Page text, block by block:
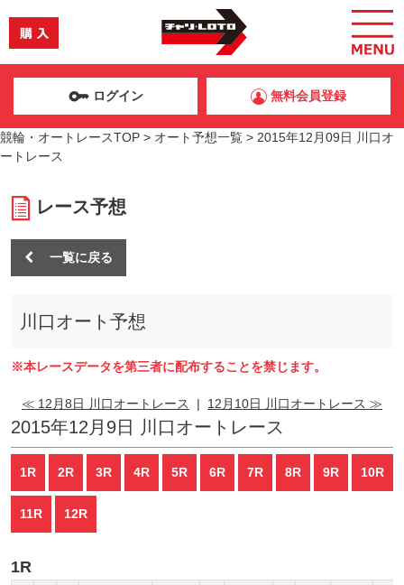
ログイン 無料会員登録
競輪・オートレースTOP > オート予想一覧 > 2015年12月09日 川口オ
ートレース
レース予想
一覧に戻る
川口オート予想
※本レースデータを第三者に配布することを禁じます。
≪ 12月8日 川口オートレース | 12月10日 川口オートレース ≫
2015年12月9日 川口オートレース
1R 2R 3R 4R 5R 6R 7R 8R 9R 10R
11R 12R
1R